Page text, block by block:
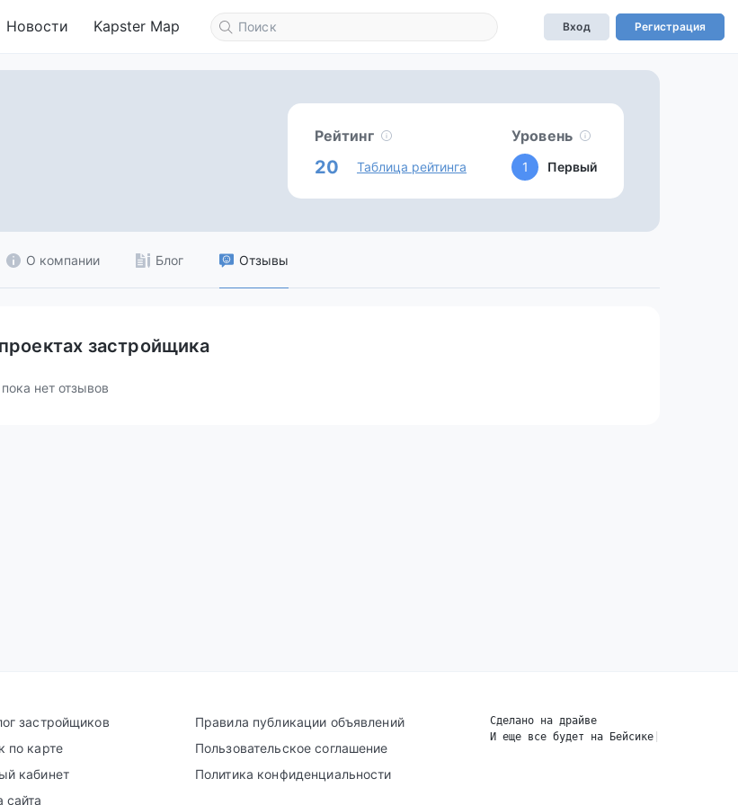
Новости Kapster Map Вход Регистрация
Рейтинг
20 Таблица рейтинга
Уровень
1 Первый
О компании Блог Отзывы
застройщика
нет отзывов
застройщиков
по карте
кабинет
сайта
Правила публикации объявлений
Пользовательское соглашение
Политика конфиденциальности
Сделано на драйве
И еще все будет на Бейсике